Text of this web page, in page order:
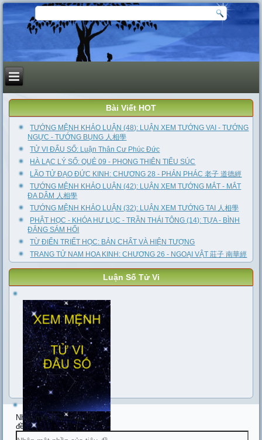
Bài Viết HOT
TƯỚNG MỆNH KHẢO LUẬN (48): LUẬN XEM TƯỚNG VAI - TƯỚNG
NGỰC - TƯỚNG BỤNG 人相學
TỬ VI ĐẨU SỐ: Luận Thân Cư Phúc Đức
HÀ LẠC LÝ SỐ: QUẺ 09 - PHONG THIÊN TIỂU SÚC
LÃO TỬ ĐẠO ĐỨC KINH: CHƯƠNG 28 - PHẢN PHÁC 老子 道德經
TƯỚNG MỆNH KHẢO LUẬN (42): LUẬN XEM TƯỚNG MẮT - MẮT
ĐA DÂM 人相學
TƯỚNG MỆNH KHẢO LUẬN (32): LUẬN XEM TƯỚNG TAI 人相學
PHẬT HỌC - KHÓA HƯ LỤC - TRẦN THÁI TÔNG (14): TỰA - BÌNH
ĐẲNG SÁM HỐI
TỪ ĐIỂN TRIẾT HỌC: BẢN CHẤT VÀ HIỆN TƯỢNG
TRANG TỬ NAM HOA KINH: CHƯƠNG 26 - NGOẠI VẬT 莊子 南華經
Luận Số Tử Vi
Nhập một phần của tiêu
đề